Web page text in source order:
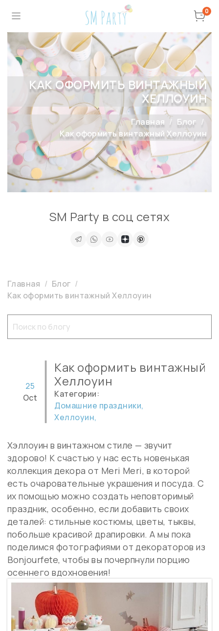
0
КАК ОФОРМИТЬ ВИНТАЖНЫЙ
ХЕЛЛОУИН
Главная
Блог
Как оформить винтажный Хеллоуин
Главная
Блог
Как оформить винтажный Хеллоуин
Как оформить винтажный
Хеллоуин
25
Oct
Категории:
Домашние праздники,
Хеллоуин,
Хэллоуин в винтажном стиле — звучит
здорово! К счастью у нас есть новенькая
коллекция декора от Meri Meri, в которой
есть очаровательные украшения и посуда. С
их помощью можно создать неповторимый
праздник, особенно, если добавить своих
деталей: стильные костюмы, цветы, тыквы,
побольше красивой драпировки. А мы пока
поделимся фотографиями от декораторов из
Bonjourfete, чтобы вы почерпнули порцию
осеннего вдохновения!
SM Party в соц сетях